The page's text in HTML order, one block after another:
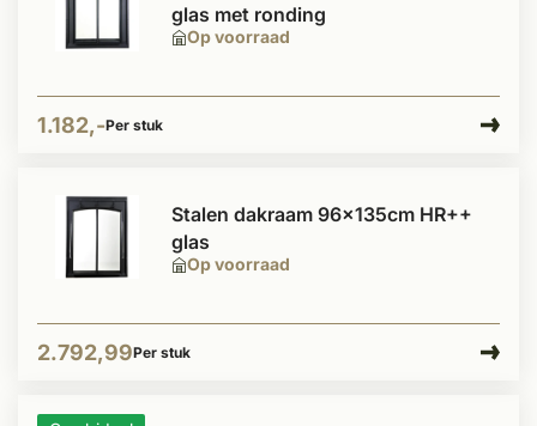
Op voorraad
glas met ronding
1.182,-Per stuk
Op voorraad
Stalen dakraam 96x135cm HR++
glas
2.792,99Per stuk